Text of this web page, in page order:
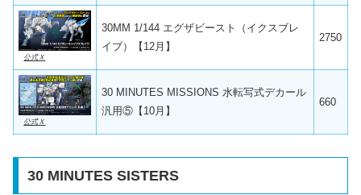
公式Ｘ
30MM 1/144 エグザビースト（イクスブレ
イブ）【12月】
2750
公式Ｘ
30 MINUTES MISSIONS 水転写式デカール
汎用⑤【10月】
660
30 MINUTES SISTERS